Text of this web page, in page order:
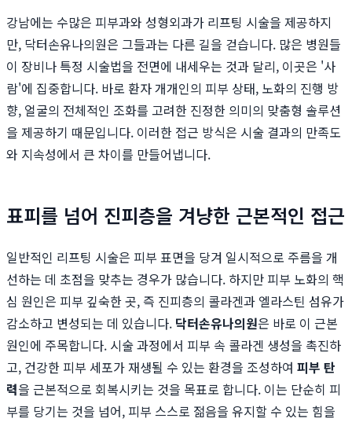
강남에는 수많은 피부과와 성형외과가 리프팅 시술을 제공하지
만, 닥터손유나의원은 그들과는 다른 길을 걷습니다. 많은 병원들
이 장비나 특정 시술법을 전면에 내세우는 것과 달리, 이곳은 '사
람'에 집중합니다. 바로 환자 개개인의 피부 상태, 노화의 진행 방
향, 얼굴의 전체적인 조화를 고려한 진정한 의미의 맞춤형 솔루션
을 제공하기 때문입니다. 이러한 접근 방식은 시술 결과의 만족도
와 지속성에서 큰 차이를 만들어냅니다.
표피를 넘어 진피층을 겨냥한 근본적인 접근
일반적인 리프팅 시술은 피부 표면을 당겨 일시적으로 주름을 개
선하는 데 초점을 맞추는 경우가 많습니다. 하지만 피부 노화의 핵
심 원인은 피부 깊숙한 곳, 즉 진피층의 콜라겐과 엘라스틴 섬유가
감소하고 변성되는 데 있습니다. 닥터손유나의원은 바로 이 근본
원인에 주목합니다. 시술 과정에서 피부 속 콜라겐 생성을 촉진하
고, 건강한 피부 세포가 재생될 수 있는 환경을 조성하여 피부 탄
력을 근본적으로 회복시키는 것을 목표로 합니다. 이는 단순히 피
부를 당기는 것을 넘어, 피부 스스로 젊음을 유지할 수 있는 힘을